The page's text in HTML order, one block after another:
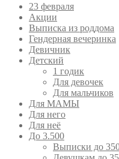
23 февраля
Акции
Выписка из роддома
Гендерная вечеринка
Девичник
Детский
1 годик
Для девочек
Для мальчиков
Для МАМЫ
Для него
Для неё
До 3.500
Выписки до